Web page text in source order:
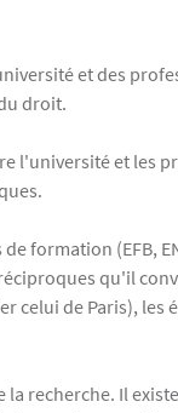
et des
droit.
l'université et les
formation (EFB,
qu'il
de Paris), les
recherche. Il